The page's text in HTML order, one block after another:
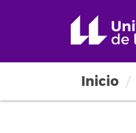
Inicio